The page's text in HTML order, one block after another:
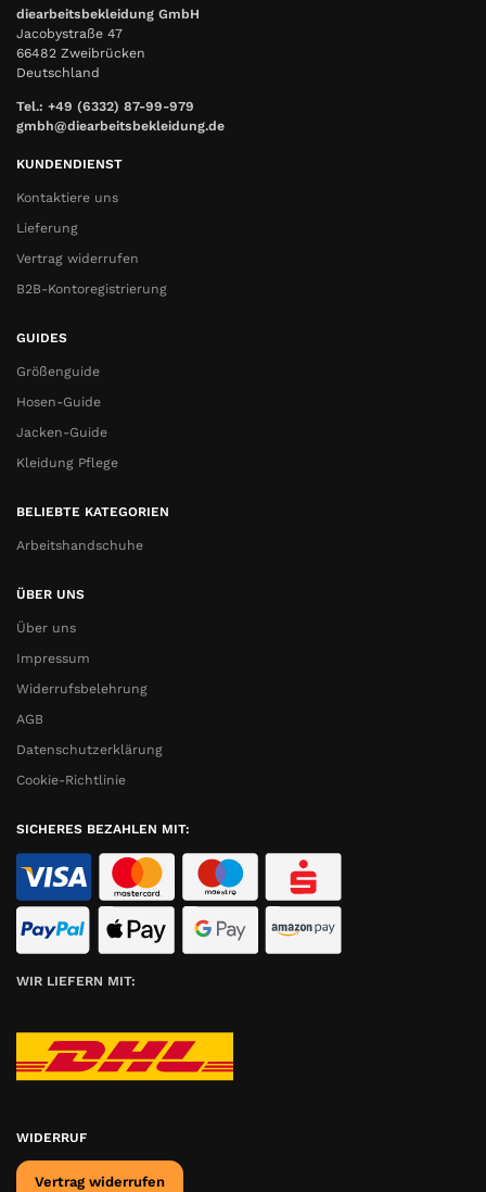
diearbeitsbekleidung GmbH
Jacobystraße 47
66482 Zweibrücken
Deutschland
Tel.: +49 (6332) 87-99-979
gmbh@diearbeitsbekleidung.de
KUNDENDIENST
Kontaktiere uns
Lieferung
Vertrag widerrufen
B2B-Kontoregistrierung
GUIDES
Größenguide
Hosen-Guide
Jacken-Guide
Kleidung Pflege
BELIEBTE KATEGORIEN
Arbeitshandschuhe
ÜBER UNS
Über uns
Impressum
Widerrufsbelehrung
AGB
Datenschutzerklärung
Cookie-Richtlinie
SICHERES BEZAHLEN MIT:
WIR LIEFERN MIT:
WIDERRUF
Vertrag widerrufen